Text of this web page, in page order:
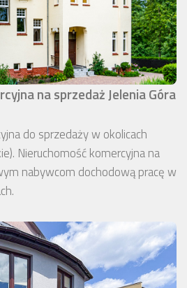
na sprzedaż Jelenia Góra
do sprzedaży w okolicach
Nieruchomość komercyjna na
nabywcom dochodową pracę w